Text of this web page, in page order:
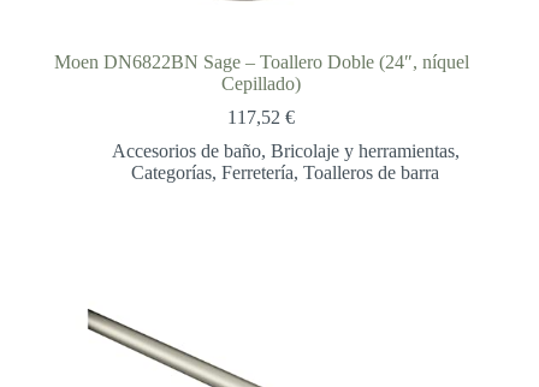
Moen DN6822BN Sage – Toallero Doble (24″, níquel
Cepillado)
117,52€
Accesorios de baño, Bricolaje y herramientas,
Categorías,Ferretería,Toalleros de barra